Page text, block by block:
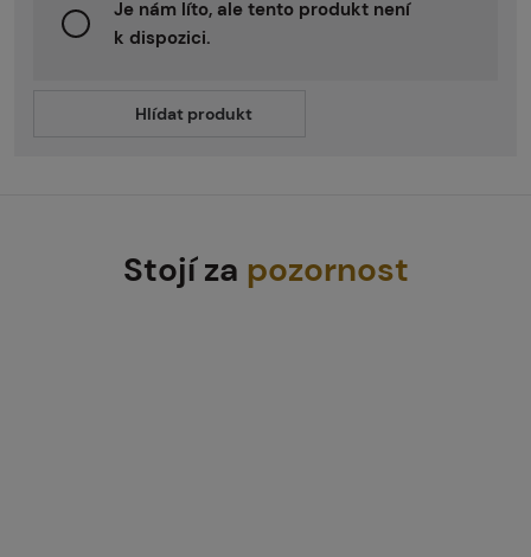
Je nám líto, ale tento produkt není
k dispozici.
Hlídat produkt
Stojí za pozornost